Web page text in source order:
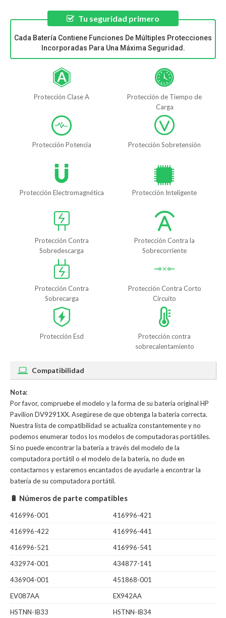
Tu seguridad primero
Cada Batería Contiene Funciones De Múltiples Protecciones
Incorporadas Para Una Máxima Seguridad.
Protección Clase A
Protección de Tiempo de
Carga
Protección Potencia Protección Sobretensión
Protección Electromagnética Protección Inteligente
Protección Contra
Sobredescarga
Protección Contra la
Sobrecorriente
Protección Contra
Sobrecarga
Protección Contra Corto
Circuito
Protección Esd
Protección contra
sobrecalentamiento
Compatibilidad
Nota:
Por favor, compruebe el modelo y la forma de su batería original HP
Pavilion DV9291XX. Asegúrese de que obtenga la batería correcta.
Nuestra lista de compatibilidad se actualiza constantemente y no
podemos enumerar todos los modelos de computadoras portátiles.
Si no puede encontrar la batería a través del modelo de la
computadora portátil o el modelo de la batería, no dude en
contactarnos y estaremos encantados de ayudarle a encontrar la
batería de su computadora portátil.
🔋 Números de parte compatibles
416996-001
416996-421
416996-422
416996-441
416996-521
416996-541
432974-001
434877-141
436904-001
451868-001
EV087AA
EX942AA
HSTNN-IB33
HSTNN-IB34